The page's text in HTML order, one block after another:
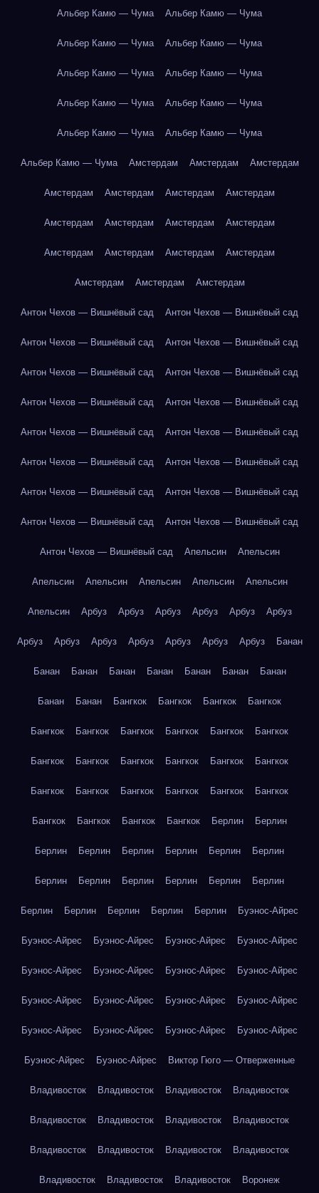
Альбер Камю — Чума Альбер Камю — Чума
Альбер Камю — Чума Альбер Камю — Чума
Альбер Камю — Чума Альбер Камю — Чума
Альбер Камю — Чума Альбер Камю — Чума
Альбер Камю — Чума Альбер Камю — Чума
Альбер Камю — Чума Амстердам Амстердам Амстердам
Амстердам Амстердам Амстердам Амстердам
Амстердам Амстердам Амстердам Амстердам
Амстердам Амстердам Амстердам Амстердам
Амстердам Амстердам Амстердам
Антон Чехов — Вишнёвый сад Антон Чехов — Вишнёвый сад
Антон Чехов — Вишнёвый сад Антон Чехов — Вишнёвый сад
Антон Чехов — Вишнёвый сад Антон Чехов — Вишнёвый сад
Антон Чехов — Вишнёвый сад Антон Чехов — Вишнёвый сад
Антон Чехов — Вишнёвый сад Антон Чехов — Вишнёвый сад
Антон Чехов — Вишнёвый сад Антон Чехов — Вишнёвый сад
Антон Чехов — Вишнёвый сад Антон Чехов — Вишнёвый сад
Антон Чехов — Вишнёвый сад Антон Чехов — Вишнёвый сад
Антон Чехов — Вишнёвый сад Апельсин Апельсин
Апельсин Апельсин Апельсин Апельсин Апельсин
Апельсин Арбуз Арбуз Арбуз Арбуз Арбуз Арбуз
Арбуз Арбуз Арбуз Арбуз Арбуз Арбуз Арбуз Банан
Банан Банан Банан Банан Банан Банан Банан
Банан Банан Бангкок Бангкок Бангкок Бангкок
Бангкок Бангкок Бангкок Бангкок Бангкок Бангкок
Бангкок Бангкок Бангкок Бангкок Бангкок Бангкок
Бангкок Бангкок Бангкок Бангкок Бангкок Бангкок
Бангкок Бангкок Бангкок Бангкок Берлин Берлин
Берлин Берлин Берлин Берлин Берлин Берлин
Берлин Берлин Берлин Берлин Берлин Берлин
Берлин Берлин Берлин Берлин Берлин Буэнос-Айрес
Буэнос-Айрес Буэнос-Айрес Буэнос-Айрес Буэнос-Айрес
Буэнос-Айрес Буэнос-Айрес Буэнос-Айрес Буэнос-Айрес
Буэнос-Айрес Буэнос-Айрес Буэнос-Айрес Буэнос-Айрес
Буэнос-Айрес Буэнос-Айрес Буэнос-Айрес Буэнос-Айрес
Буэнос-Айрес Буэнос-Айрес Виктор Гюго — Отверженные
Владивосток Владивосток Владивосток Владивосток
Владивосток Владивосток Владивосток Владивосток
Владивосток Владивосток Владивосток Владивосток
Владивосток Владивосток Владивосток Воронеж